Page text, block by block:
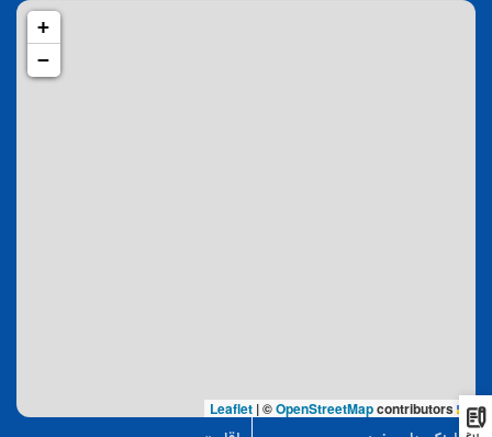
+
−
Leaflet
|©OpenStreetMapcontributors